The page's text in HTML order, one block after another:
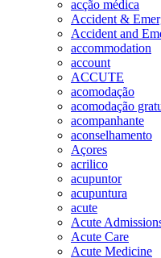
acção médica
Accident &
Accident and
accommodation
account
ACCUTE
acomodação
acomodação
acompanhante
aconselhamento
Açores
acrilico
acupuntor
acupuntura
acute
Acute
Acute Care
Acute Medicine